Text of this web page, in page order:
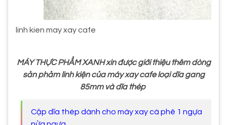
linh kien may xay cafe
MÁY THỰC PHẨM XANH xin được giới thiệu thêm dòng
sản phảm linh kiện của máy xay cafe loại dĩa gang
85mm và dĩa thép
Cặp dĩa thép dành cho máy xay cà phê 1 ngựa